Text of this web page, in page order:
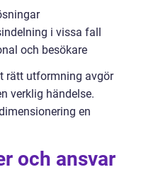
i vissa fall
och besökare
rätt utformning avgör
verklig händelse.
en
och ansvar